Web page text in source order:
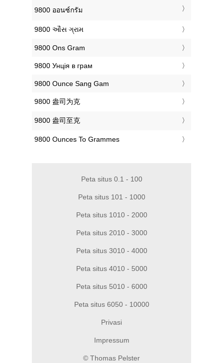
‎9800 ออนซ์กรัม
‎9800 ઔંસ ગ્રામ
‎9800 Ons Gram
‎9800 Унція в грам
‎9800 Ounce Sang Gam
‎9800 盎司为克
‎9800 盎司至克
‎9800 Ounces To Grammes
Peta situs 0.1 - 100
Peta situs 101 - 1000
Peta situs 1010 - 2000
Peta situs 2010 - 3000
Peta situs 3010 - 4000
Peta situs 4010 - 5000
Peta situs 5010 - 6000
Peta situs 6050 - 10000
Privasi
Impressum
© Thomas Pelster